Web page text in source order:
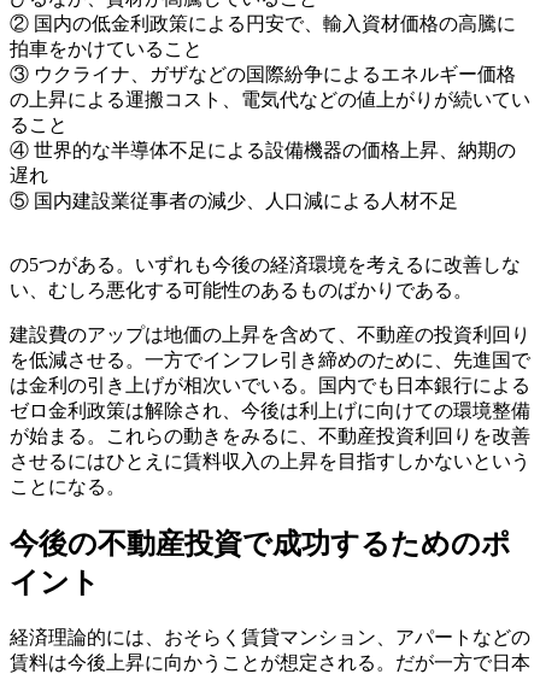
② 国内の低金利政策による円安で、輸入資材価格の高騰に
拍車をかけていること
③ ウクライナ、ガザなどの国際紛争によるエネルギー価格
の上昇による運搬コスト、電気代などの値上がりが続いてい
ること
④ 世界的な半導体不足による設備機器の価格上昇、納期の
遅れ
⑤ 国内建設業従事者の減少、人口減による人材不足
の5つがある。いずれも今後の経済環境を考えるに改善しな
い、むしろ悪化する可能性のあるものばかりである。
建設費のアップは地価の上昇を含めて、不動産の投資利回り
を低減させる。一方でインフレ引き締めのために、先進国で
は金利の引き上げが相次いでいる。国内でも日本銀行による
ゼロ金利政策は解除され、今後は利上げに向けての環境整備
が始まる。これらの動きをみるに、不動産投資利回りを改善
させるにはひとえに賃料収入の上昇を目指すしかないという
ことになる。
今後の不動産投資で成功するためのポ
イント
経済理論的には、おそらく賃貸マンション、アパートなどの
賃料は今後上昇に向かうことが想定される。だが一方で日本